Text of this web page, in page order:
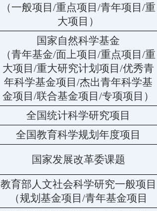
（一般项目/重点项目/青年项目/重
大项目）
国家自然科学基金
（青年基金/面上项目/重点项目/重
大项目/重大研究计划项目/优秀青
年科学基金项目/杰出青年科学基
金项目/联合基金项目/专项项目）
全国统计科学研究项目
全国教育科学规划年度项目
国家发展改革委课题
教育部人文社会科学研究一般项目
（规划基金项目/青年基金项目